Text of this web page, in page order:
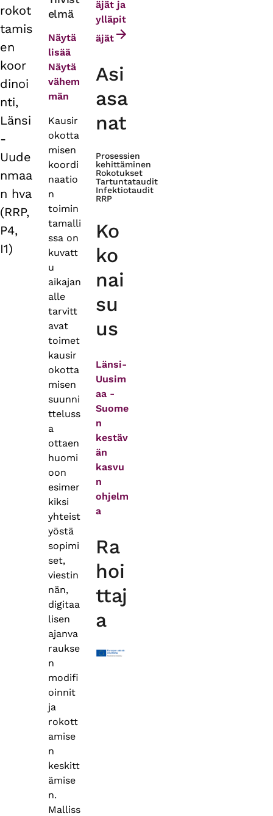
tabs
rokot
tamis
en
koor
dinoi
nti,
Länsi
-
Uude
nmaa
n hva
(RRP,
P4,
I1)
elmä
Näytä
lisää
Näytä
vähem
män
Kausir
okotta
misen
koordi
naatio
n
toimin
tamalli
ssa on
kuvatt
u
aikajan
alle
tarvitt
avat
toimet
kausir
okotta
misen
suunni
tteluss
a
ottaen
huomi
oon
esimer
kiksi
yhteist
yöstä
sopimi
set,
viestin
nän,
digitaa
lisen
ajanva
raukse
n
modifi
oinnit
ja
rokott
amise
n
keskitt
ämise
n.
Malliss
äjät ja
ylläpit
äjät
Asi
asa
nat
Prosessien
kehittäminen
Rokotukset
Tartuntataudit
Infektiotaudit
RRP
Ko
ko
nai
su
us
Länsi-
Uusim
aa -
Suome
n
kestäv
än
kasvu
n
ohjelm
a
Ra
hoi
ttaj
a